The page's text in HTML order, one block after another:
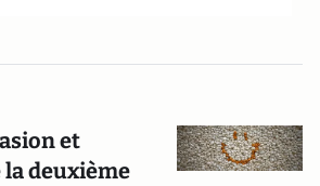
et
deuxième